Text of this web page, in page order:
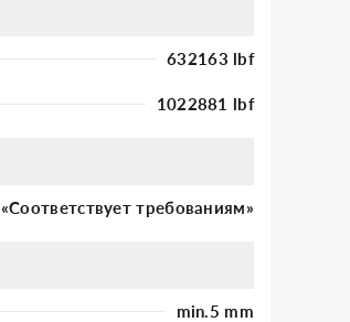
632163 lbf
1022881 lbf
«Соответствует требованиям»
min.5 mm